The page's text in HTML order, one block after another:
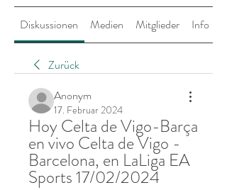
Diskussionen Medien Mitglieder Info
Zurück
Anonym
17. Februar 2024
Hoy Celta de Vigo-Barça
en vivo Celta de Vigo -
Barcelona, en LaLiga EA
Sports 17/02/2024